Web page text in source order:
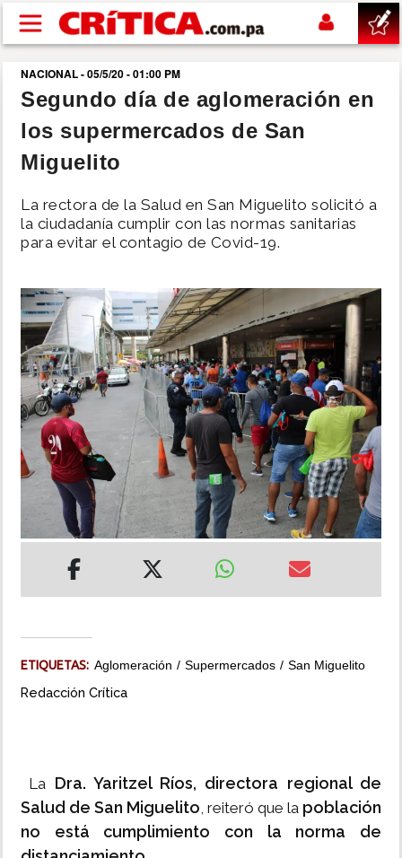
Pasar al contenido principal
buscar
SUCESOS
POLÍTICA
DEPORTES
MUNDO
INSÓLITAS
MULTIMEDIA
IMPRESO
NACIONAL - 05/5/20 - 01:00 PM
Segundo día de aglomeración en
los supermercados de San
Miguelito
La rectora de la Salud en San Miguelito solicitó a
la ciudadanía cumplir con las normas sanitarias
para evitar el contagio de Covid-19.
ETIQUETAS: Aglomeración Supermercados San Miguelito
Redacción Crítica
La Dra. Yaritzel Ríos, directora regional de
Salud de San Miguelito, reiteró que la población
no está cumplimiento con la norma de